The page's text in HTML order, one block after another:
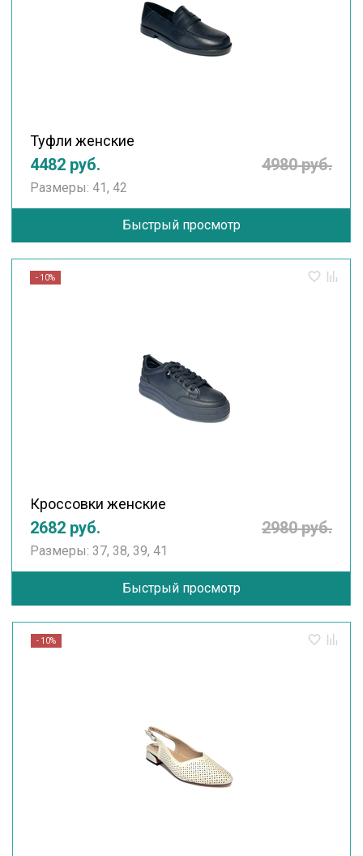
Туфли женские
4482 руб. 4980 руб.
Размеры: 41, 42
Быстрый просмотр
- 10%
Кроссовки женские
2682 руб. 2980 руб.
Размеры: 37, 38, 39, 41
Быстрый просмотр
- 10%